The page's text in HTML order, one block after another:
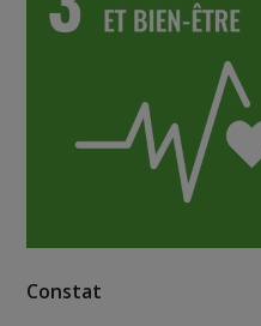
Constat